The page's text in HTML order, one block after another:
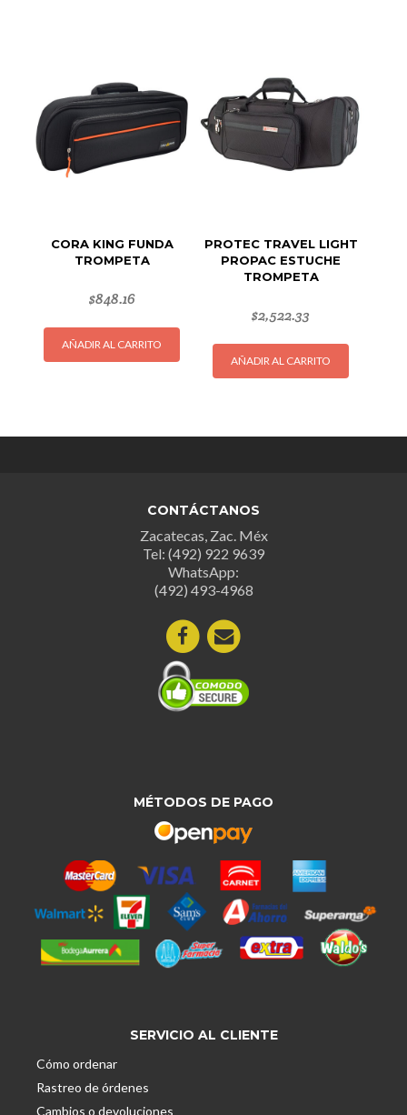
CORA KING FUNDA
TROMPETA
$848.16
AÑADIR AL CARRITO
PROTEC TRAVEL LIGHT
PROPAC ESTUCHE
TROMPETA
$2,522.33
AÑADIR AL CARRITO
CONTÁCTANOS
Zacatecas, Zac. Méx
Tel: (492) 922 9639
WhatsApp:
(492) 493-4968
MÉTODOS DE PAGO
SERVICIO AL CLIENTE
Cómo ordenar
Rastreo de órdenes
Cambios o devoluciones